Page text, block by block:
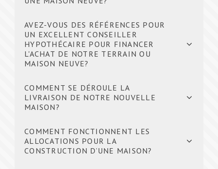
AVEZ-VOUS DES RÉFÉRENCES POUR
UN EXCELLENT CONSEILLER
HYPOTHÉCAIRE POUR FINANCER
L'ACHAT DE NOTRE TERRAIN OU
MAISON NEUVE?
COMMENT SE DÉROULE LA
LIVRAISON DE NOTRE NOUVELLE
MAISON?
COMMENT FONCTIONNENT LES
ALLOCATIONS POUR LA
CONSTRUCTION D’UNE MAISON?